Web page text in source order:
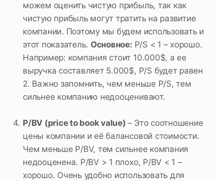
можем оценить чистую прибыль, так как
чистую прибыль могут тратить на развитие
компании. Поэтому мы будем использовать и
этот показатель. Основное: P/S < 1 – хорошо.
Например: компания стоит 10.000$, а ее
выручка составляет 5.000$, P/S будет равен
2. Важно запомнить, чем меньше P/S, тем
сильнее компанию недооценивают.
P/BV (price to book value) – Это соотношение
цены компании и её балансовой стоимости.
Чем меньше P/BV, тем сильнее компания
недооценена. P/BV > 1 плохо, P/BV < 1 –
хорошо. Очень удобно использовать для